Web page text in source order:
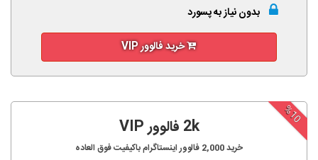
بدون نیاز به پسورد
خرید فالوور VIP
%10
2k فالوور VIP
خرید2,000 فالوور اینستاگرام باکیفیت فوق العاده